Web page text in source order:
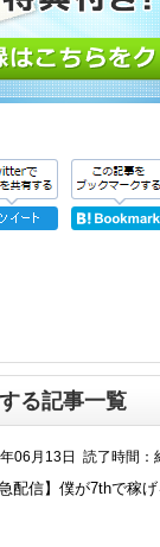
る記事一覧
06月13日 読了時間：
急配信】僕が7thで稼